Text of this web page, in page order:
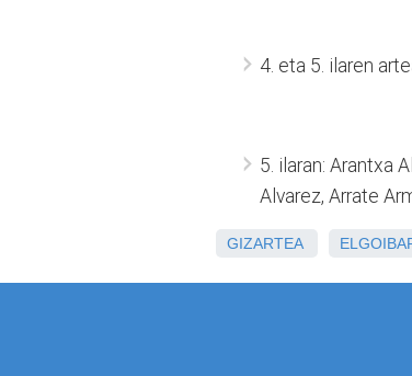
4. eta 5. ilaren
5. ilaran: Arantxa
Alvarez, Arrate
GIZARTEA